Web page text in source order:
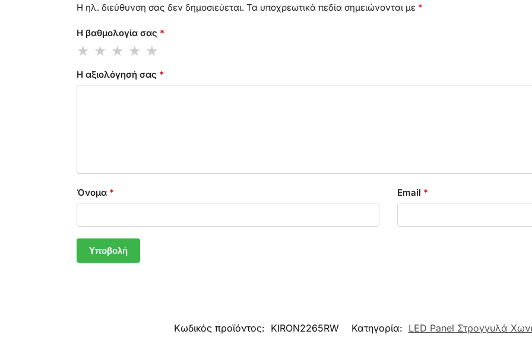
Η ηλ. διεύθυνση σας δεν δημοσιεύεται. Τα υποχρεωτικά πεδία σημειώνονται με *
Η βαθμολογία σας *
Η αξιολόγησή σας *
Όνομα * Email *
Κωδικός προϊόντος: KIRON2265RW Κατηγορία: LED Panel Στρογγυλά